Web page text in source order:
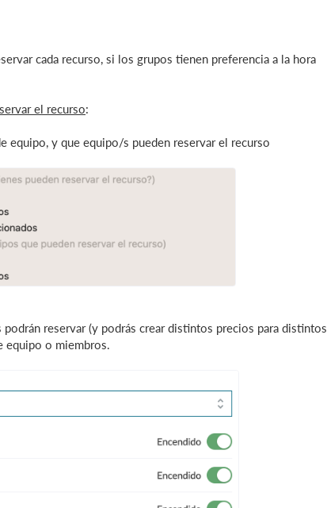
cada recurso, si los grupos tienen preferencia a la hora
el recurso:
equipo, y que equipo/s pueden reservar el recurso
reservar (y podrás crear distintos precios para distintos
equipo o miembros.